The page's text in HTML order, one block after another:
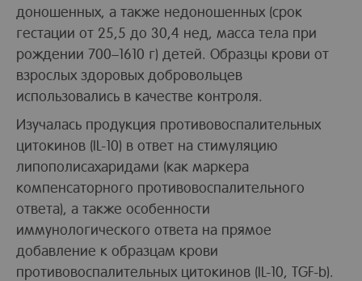
доношенных, а также недоношенных (срок
гестации от 25,5 до 30,4 нед, масса тела при
рождении 700–1610 г) детей. Образцы крови от
взрослых здоровых добровольцев
использовались в качестве контроля.
Изучалась продукция противовоспалительных
цитокинов (IL-10) в ответ на стимуляцию
липополисахаридами (как маркера
компенсаторного противовоспалительного
ответа), а также особенности
иммунологического ответа на прямое
добавление к образцам крови
противовоспалительных цитокинов (IL-10, TGF-b).